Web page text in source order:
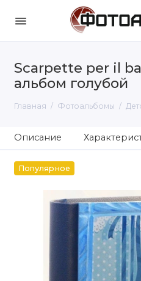
Scarpette per il
альбом голубой
Главная Фотоальбомы
Описание
Популярное